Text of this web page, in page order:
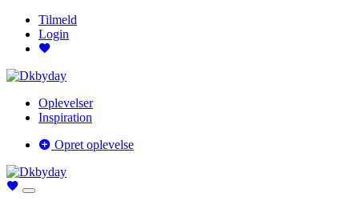
Tilmeld
Login
Oplevelser
Inspiration
Opret oplevelse